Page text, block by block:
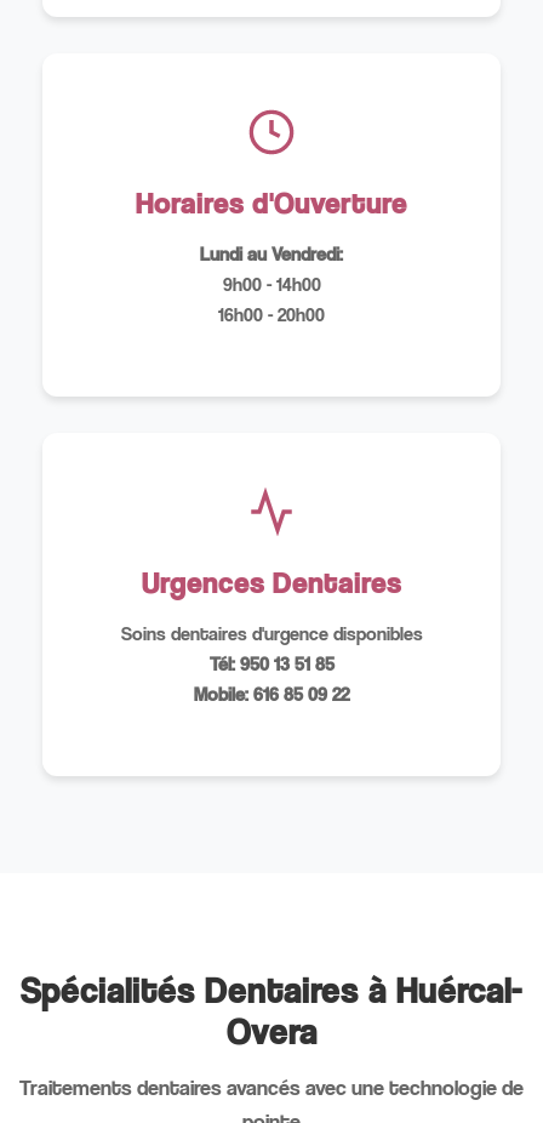
Horaires d'Ouverture
Lundi au Vendredi:
9h00 - 14h00
16h00 - 20h00
Urgences Dentaires
Soins dentaires d'urgence disponibles
Tél: 950 13 51 85
Mobile: 616 85 09 22
Spécialités Dentaires à Huércal-
Overa
Traitements dentaires avancés avec une technologie de